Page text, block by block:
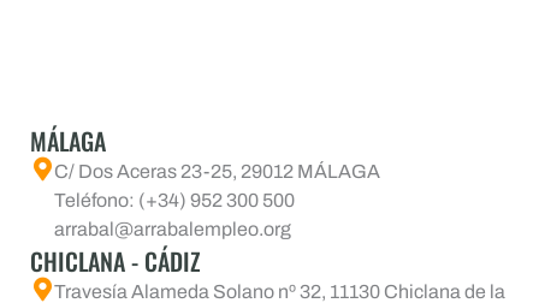
MÁLAGA
C/ Dos Aceras 23-25, 29012 MÁLAGA
Teléfono: (+34) 952 300 500
arrabal@arrabalempleo.org
CHICLANA - CÁDIZ
Travesía Alameda Solano nº 32, 11130 Chiclana de la